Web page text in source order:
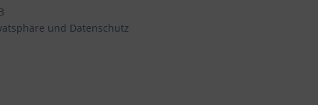
und Datenschutz